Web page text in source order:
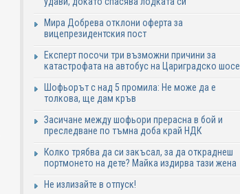
Мира Добрева отклони оферта за
вицепрезидентския пост
Експерт посочи три възможни причини за
катастрофата на автобус на Цариградско шосе
Шофьорът с над 5 промила: Не може да е
толкова, ще дам кръв
Засичане между шофьори прерасна в бой и
преследване по тъмна доба край НДК
Колко трябва да си закъсал, за да откраднеш
портмонето на дете? Майка издирва тази жена
Не излизайте в отпуск!